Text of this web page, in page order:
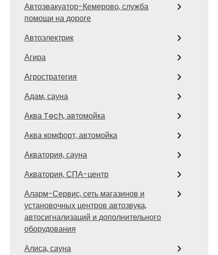
Автоэвакуатор-Кемерово, служба
помощи на дороге
Автоэлектрик
Агира
Агростратегия
Адам, сауна
Аква Tech, автомойка
Аква комфорт, автомойка
Акватория, сауна
Акватория, СПА-центр
Аларм-Сервис, сеть магазинов и
установочных центров автозвука,
автосигнализаций и дополнительного
оборудования
Алиса, сауна